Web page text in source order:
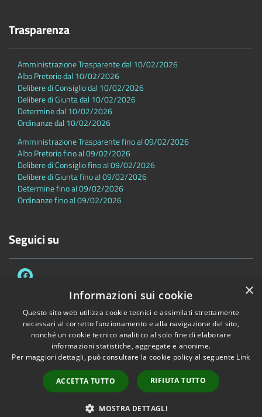
Trasparenza
Amministrazione Trasparente dal 10/02/2026
Albo Pretorio dal 10/02/2026
Delibere di Consiglio dal 10/02/2026
Delibere di Giunta dal 10/02/2026
Determine dal 10/02/2026
Ordinanze dal 10/02/2026
Amministrazione Trasparente fino al 09/02/2026
Albo Pretorio fino al 09/02/2026
Delibere di Consiglio fino al 09/02/2026
Delibere di Giunta fino al 09/02/2026
Determine fino al 09/02/2026
Ordinanze fino al 09/02/2026
Seguici su
Accessibilità Privacy Cookie
Mappa del sito
Dichiarazione di accessibilità
Copyright © 2026 • Comune di Sambuca Pistoiese • Powered by
Municipium•Accesso redazione
×
Informazioni sui cookie
Questo sito web utilizza cookie tecnici e assimilati strettamente
necessari al corretto funzionamento e alla navigazione del sito,
nonché un cookie tecnico analitico al solo fine di elaborare
informazioni statistiche, aggregate e anonime.
Per maggiori dettagli, può consultare la cookie policy al seguente Link
ACCETTA TUTTO RIFIUTA TUTTO
MOSTRA DETTAGLI